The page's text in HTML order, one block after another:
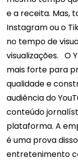
e a receita. Mas,
Instagram ou o
no tempo de
visualizações. O
mais forte para
qualidade e
audiência do
conteúdo
plataforma. A
é uma prova
entretenimento